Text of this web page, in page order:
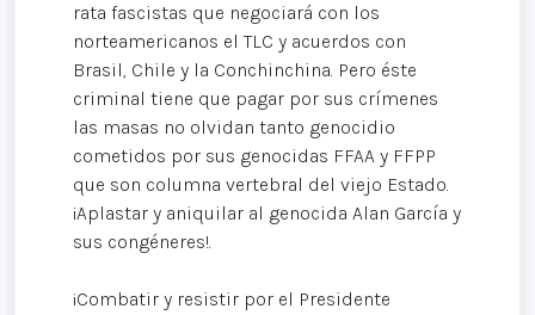
rata fascistas que negociará con los
norteamericanos el TLC y acuerdos con
Brasil, Chile y la Conchinchina. Pero éste
criminal tiene que pagar por sus crímenes
las masas no olvidan tanto genocidio
cometidos por sus genocidas FFAA y FFPP
que son columna vertebral del viejo Estado.
¡Aplastar y aniquilar al genocida Alan García y
sus congéneres!.
¡Combatir y resistir por el Presidente